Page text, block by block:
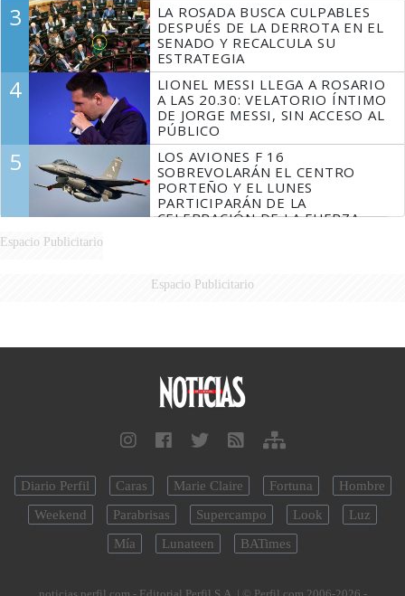
3
LA ROSADA BUSCA CULPABLES
DESPUÉS DE LA DERROTA EN EL
SENADO Y RECALCULA SU
ESTRATEGIA
4
LIONEL MESSI LLEGA A ROSARIO
A LAS 20.30: VELATORIO ÍNTIMO
DE JORGE MESSI, SIN ACCESO AL
PÚBLICO
5
LOS AVIONES F 16
SOBREVOLARÁN EL CENTRO
PORTEÑO Y EL LUNES
PARTICIPARÁN DE LA
CELEBRACIÓN DE LA FUERZA
Espacio Publicitario
Espacio Publicitario
Diario Perfil Caras Marie Claire Fortuna
Hombre
Weekend
Parabrisas Supercampo Look
Luz
Mía
Lunateen BATimes
noticias.perfil.com - Editorial Perfil S.A. | © Perfil.com 2006-2026 -